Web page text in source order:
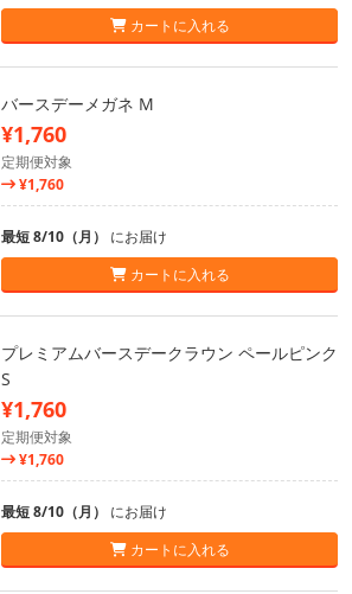
カートに入れる
バースデーメガネ M
¥1,760
定期便対象
¥1,760
最短 8/10（月） にお届け
カートに入れる
プレミアムバースデークラウン ペールピンク
S
¥1,760
定期便対象
¥1,760
最短 8/10（月） にお届け
カートに入れる